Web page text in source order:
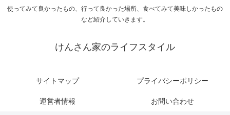
使ってみて良かったもの、行って良かった場所、食べてみて美味しかったもの
など紹介していきます。
けんさん家のライフスタイル
サイトマップ プライバシーポリシー
運営者情報 お問い合わせ